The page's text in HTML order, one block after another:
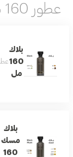
عطور 160 مل
بلاك
160
مل
عطر
بلاك
مسك
160